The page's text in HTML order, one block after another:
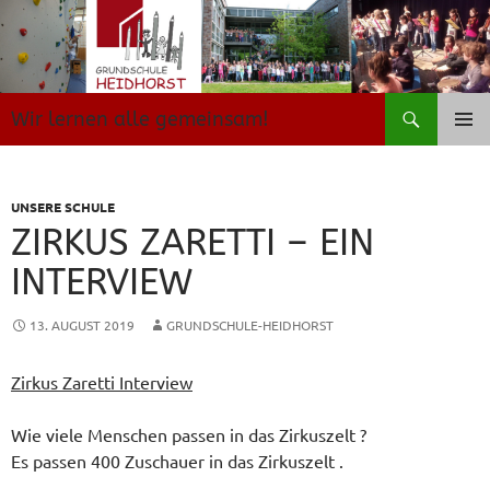
Zum
Inhalt
springen
Wir lernen alle gemeinsam!
Suchen
UNSERE SCHULE
ZIRKUS ZARETTI – EIN
INTERVIEW
13. AUGUST 2019 GRUNDSCHULE-HEIDHORST
Zirkus Zaretti Interview
Wie viele Menschen passen in das Zirkuszelt ?
Es passen 400 Zuschauer in das Zirkuszelt .